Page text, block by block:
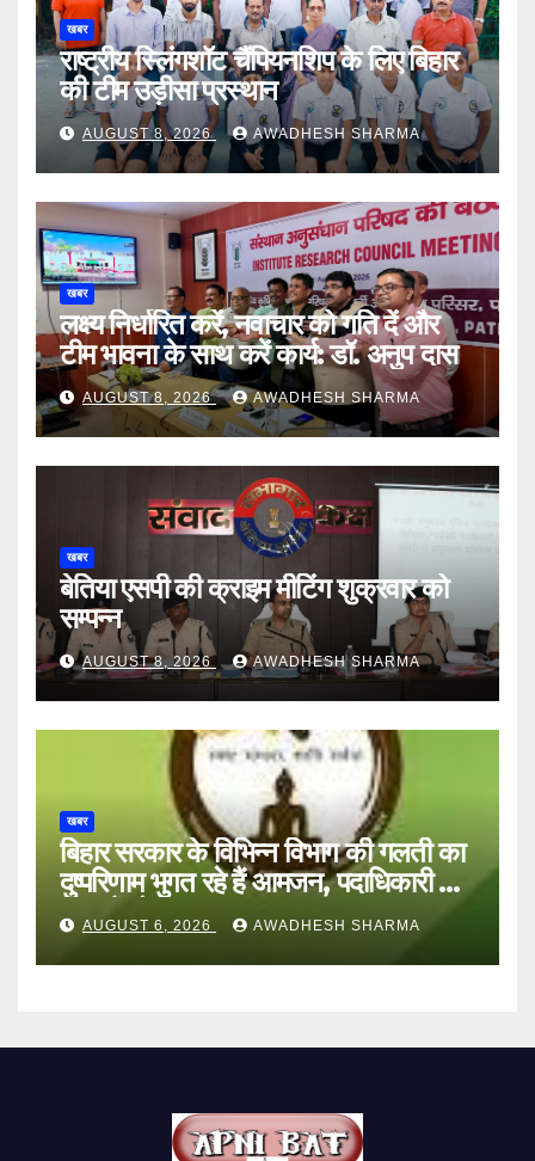
खबर
राष्ट्रीय स्लिंगशॉट चैंपियनशिप के लिए बिहार
की टीम उड़ीसा प्रस्थान
AUGUST 8, 2026 AWADHESH SHARMA
खबर
लक्ष्य निर्धारित करें, नवाचार को गति दें और
टीम भावना के साथ करें कार्य: डॉ. अनुप दास
AUGUST 8, 2026 AWADHESH SHARMA
खबर
बेतिया एसपी की क्राइम मीटिंग शुक्रवार को
सम्पन्न
AUGUST 8, 2026 AWADHESH SHARMA
खबर
बिहार सरकार के विभिन्न विभाग की गलती का
दुष्परिणाम भुगत रहे हैं आमजन, पदाधिकारी और
अन्य हैं मौन
AUGUST 6, 2026 AWADHESH SHARMA